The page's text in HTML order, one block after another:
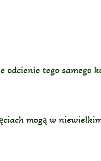
odcienie tego samego
mogą w